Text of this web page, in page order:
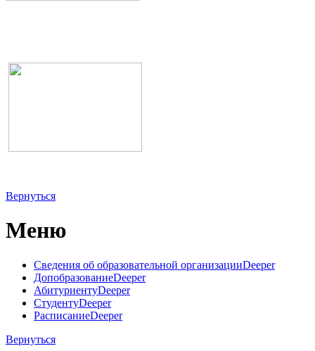
Вернуться
Меню
Сведения об образовательной организацииDeeper
ДопобразованиеDeeper
АбитуриентуDeeper
СтудентуDeeper
РасписаниеDeeper
Вернуться